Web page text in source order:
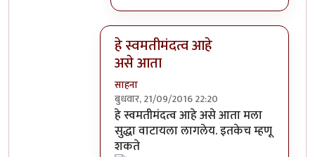
हे स्वमतीमंदत्व आहे
असे आता
साहना
बुधवार, 21/09/2016 22:20
In reply toआत्मबंधवाल्यानी `कोहळा म्हणजे
हे स्वमतीमंदत्व आहे असे आता मला
सुद्धा वाटायला लागलेय. इतकेच म्हणू
शकते